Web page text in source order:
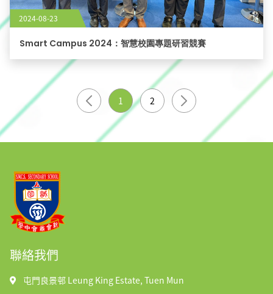
2024-08-23
Smart Campus 2024：智慧校園專題研習競賽
1 2
聯絡我們
屯門良景邨 Leung King Estate, Tuen Mun